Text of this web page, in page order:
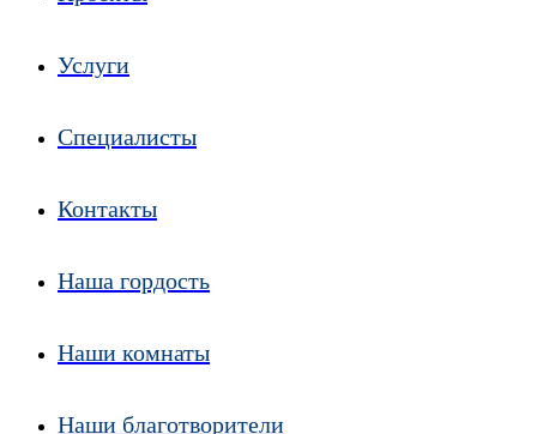
Услуги
Специалисты
Контакты
Наша гордость
Наши комнаты
Наши благотворители